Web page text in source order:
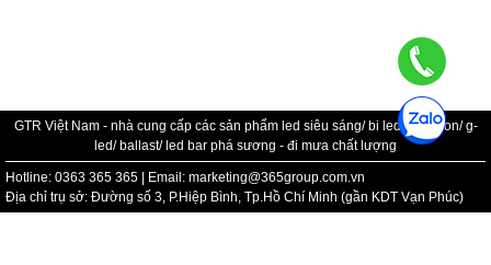
GTR Việt Nam - nhà cung cấp các sản phẩm led siêu sáng/ bi led/ bi xenon/ g-
led/ ballast/ led bar phá sương - đi mưa chất lượng
Hotline: 0363 365 365 | Email: marketing@365group.com.vn
Địa chỉ trụ sở: Đường số 3, P.Hiệp Bình, Tp.Hồ Chí Minh (gần KDT Vạn Phúc)